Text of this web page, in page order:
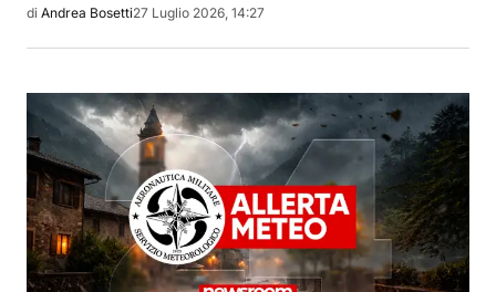
di Andrea Bosetti27 Luglio 2026, 14:27